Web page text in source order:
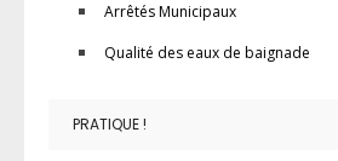
Arrêtés Municipaux
Qualité des eaux de baignade
PRATIQUE !